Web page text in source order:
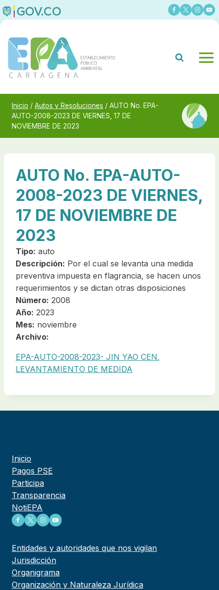
Saltar
al
Inicio / Autos y Resoluciones / AUTO No. EPA-
AUTO-2008-2023 DE VIERNES, 17 DE
NOVIEMBRE DE 2023
AUTO No. EPA-AUTO-
2008-2023 DE VIERNES,
17 DE NOVIEMBRE DE
2023
Tipo: auto
Descripción: Por el cual se levanta una medida
preventiva impuesta en flagrancia, se hacen unos
requerimientos y se dictan otras disposiciones
Número: 2008
Año: 2023
Mes: noviembre
Archivo:
EPA-AUTO-2008-2023- JIN YAO CEN.
LEVANTAMIENTO DE MEDIDA
Inicio
Pagos PSE
Participa
Transparencia
NotiEPA
Entidades y autoridades que nos vigilan
Jurisdicción
Organigrama
Organización y Naturaleza Jurídica